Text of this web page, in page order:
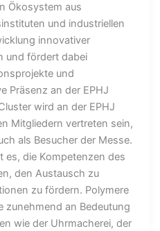
Ökosystem aus
und industriellen
innovativer
und fördert dabei
und
Präsenz an der EPHJ
wird an der EPHJ
Mitgliedern vertreten sein,
als Besucher der Messe.
es, die Kompetenzen des
den Austausch zu
zu fördern. Polymere
zunehmend an Bedeutung
wie der Uhrmacherei, der